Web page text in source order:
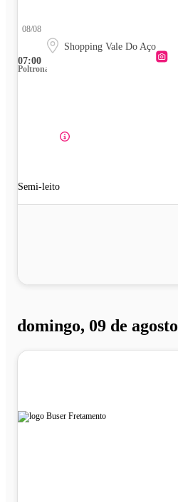
07:00
08/08
Shopping Vale Do Aço
Poltrona
Semi-leito
domingo, 09 de agosto